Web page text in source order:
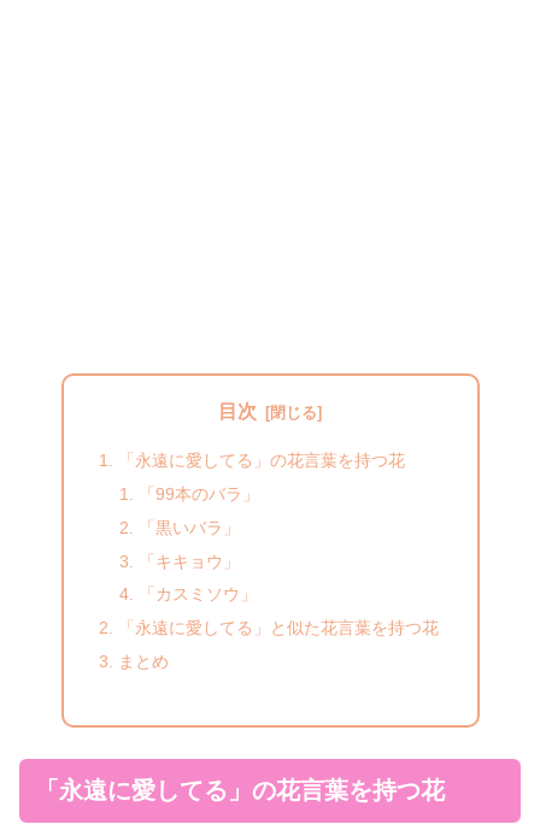
目次
「永遠に愛してる」の花言葉を持つ花
「99本のバラ」
「黒いバラ」
「キキョウ」
「カスミソウ」
「永遠に愛してる」と似た花言葉を持つ花
まとめ
「永遠に愛してる」の花言葉を持つ花